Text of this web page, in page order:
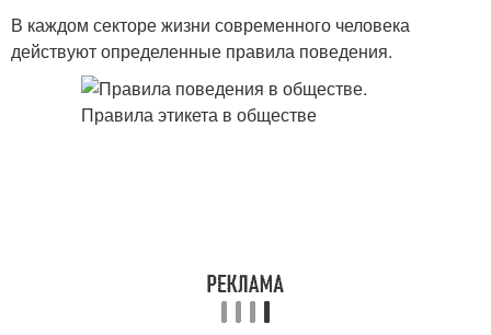
В каждом секторе жизни современного человека
действуют определенные правила поведения.